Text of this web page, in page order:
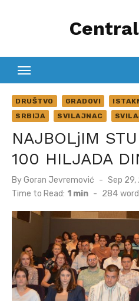
DRUŠTVO GRADOVI
SRBIJA
SVILAJNAC
NAJBOLjIM
100 HILJADA
ByGoran Jevremović
Posted
on
Sep
Time to Read: 1 min - 284